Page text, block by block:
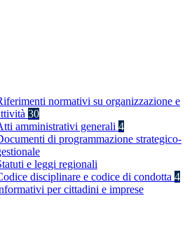
normativi su organizzazione e
30
amministrativi generali 4
di programmazione strategico-
e leggi regionali
disciplinare e codice di condotta 4
per cittadini e imprese